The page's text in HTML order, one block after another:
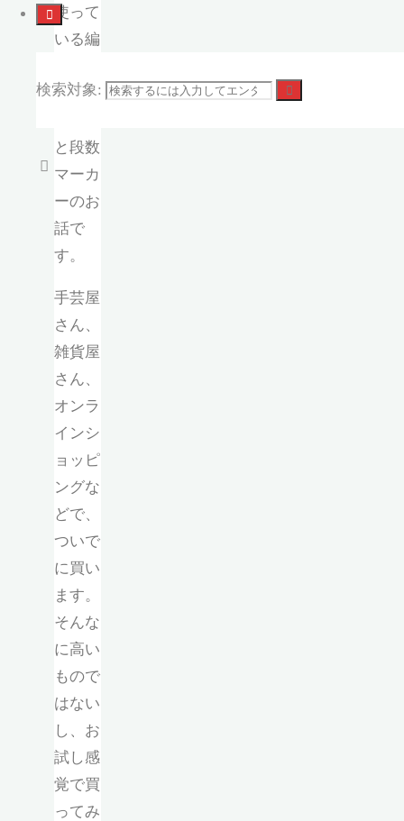
検索対象:
使って
いる編
目数マ
と段数
マーカ
ーのお
話で
す。
手芸屋
さん、
雑貨屋
さん、
オンラ
インシ
ョッピ
ングな
どで、
ついで
に買い
ます。
そんな
に高い
もので
はない
し、お
試し感
覚で買
ってみ